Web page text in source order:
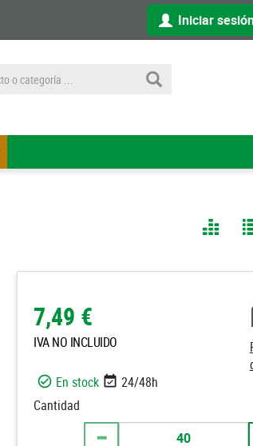
Iniciar
7,49 €
IVA NO INCLUIDO
En stock
24/48h
Cantidad